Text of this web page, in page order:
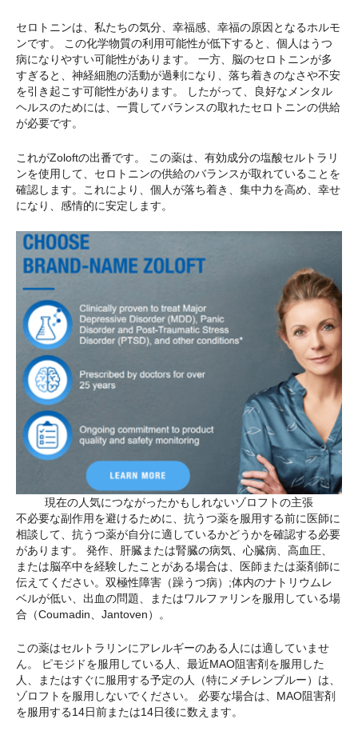
セロトニンは、私たちの気分、幸福感、幸福の原因となるホルモ
ンです。 この化学物質の利用可能性が低下すると、個人はうつ
病になりやすい可能性があります。 一方、脳のセロトニンが多
すぎると、神経細胞の活動が過剰になり、落ち着きのなさや不安
を引き起こす可能性があります。 したがって、良好なメンタル
ヘルスのためには、一貫してバランスの取れたセロトニンの供給
が必要です。
これがZoloftの出番です。 この薬は、有効成分の塩酸セルトラリ
ンを使用して、セロトニンの供給のバランスが取れていることを
確認します。これにより、個人が落ち着き、集中力を高め、幸せ
になり、感情的に安定します。
現在の人気につながったかもしれないゾロフトの主張
不必要な副作用を避けるために、抗うつ薬を服用する前に医師に
相談して、抗うつ薬が自分に適しているかどうかを確認する必要
があります。 発作、肝臓または腎臓の病気、心臓病、高血圧、
または脳卒中を経験したことがある場合は、医師または薬剤師に
伝えてください。双極性障害（躁うつ病）;体内のナトリウムレ
ベルが低い、出血の問題、またはワルファリンを服用している場
合（Coumadin、Jantoven）。
この薬はセルトラリンにアレルギーのある人には適していませ
ん。 ピモジドを服用している人、最近MAO阻害剤を服用した
人、またはすぐに服用する予定の人（特にメチレンブルー）は、
ゾロフトを服用しないでください。 必要な場合は、MAO阻害剤
を服用する14日前または14日後に数えます。